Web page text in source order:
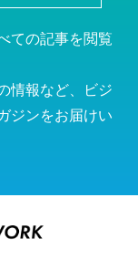
ての記事を閲覧
情報など、ビジ
ジンをお届けい